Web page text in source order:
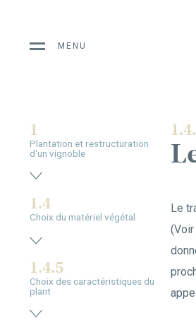
MENU
Le
1
Plantation et restructuration
d'un vignoble
1.4
Choix du matériel végétal
1.4.5
Choix des caractéristiques du
plant